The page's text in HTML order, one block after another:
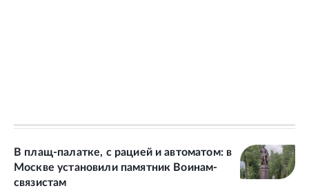
В плащ-палатке, с рацией и автоматом: в
Москве установили памятник Воинам-
связистам